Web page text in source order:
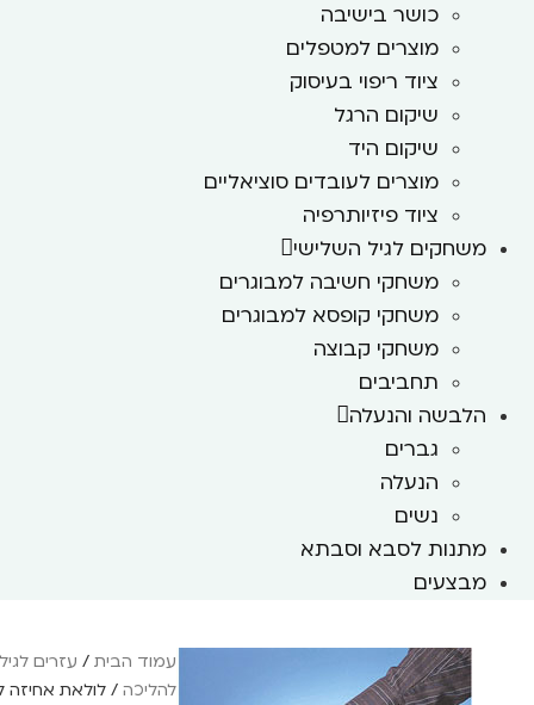
כושר בישיבה
מוצרים למטפלים
ציוד ריפוי בעיסוק
שיקום הרגל
שיקום היד
מוצרים לעובדים סוציאליים
ציוד פיזיותרפיה
משחקים לגיל השלישי
משחקי חשיבה למבוגרים
משחקי קופסא למבוגרים
משחקי קבוצה
תחביבים
הלבשה והנעלה
גברים
הנעלה
נשים
מתנות לסבא וסבתא
מבצעים
עמוד הבית/ עזרים
להליכה/ לולאת אחיזה